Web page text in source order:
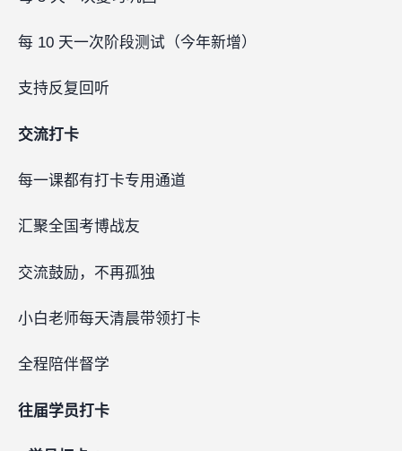
每 10 天一次阶段测试（今年新增）
支持反复回听
交流打卡
每一课都有打卡专用通道
汇聚全国考博战友
交流鼓励，不再孤独
小白老师每天清晨带领打卡
全程陪伴督学
往届学员打卡